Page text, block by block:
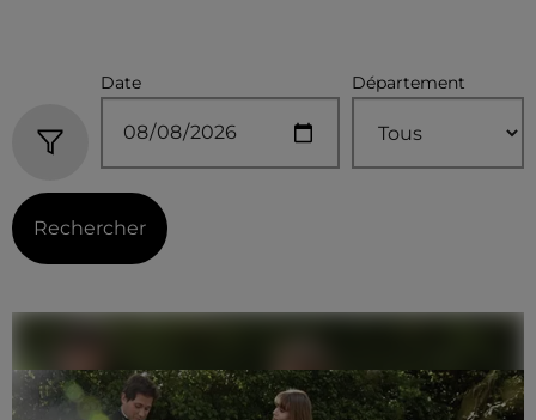
Date Département
Rechercher